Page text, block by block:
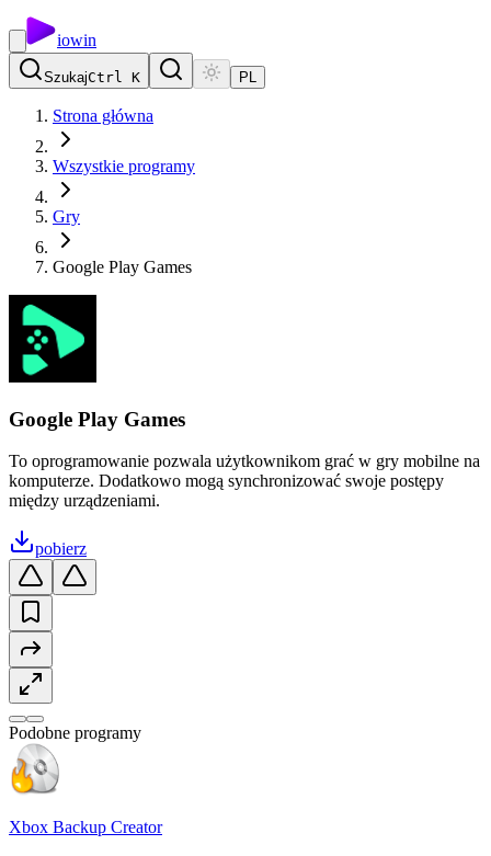
iowin
SzukajCtrl K PL
Strona główna
Wszystkie programy
Gry
Google Play Games
Google Play Games
To oprogramowanie pozwala użytkownikom grać w gry mobilne na
komputerze. Dodatkowo mogą synchronizować swoje postępy
między urządzeniami.
pobierz
Podobne programy
Xbox Backup Creator